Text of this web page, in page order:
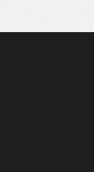
γύρο του
Παγκόσμιας
απόφαση Ο
την